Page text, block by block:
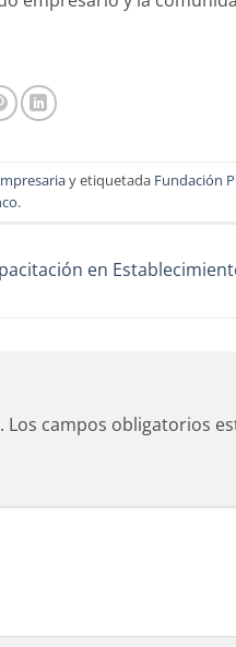
y etiquetada Fundación
.
en
Los campos obligatorios